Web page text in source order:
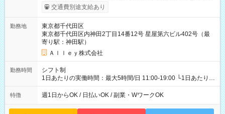
給与は本採用時と同じです。
交通費別途支給あり
勤務地
東京都千代田区
東京都千代田区内神田2丁目14番12号 星屋第六ビル402号（最
寄り駅：神田駅）
Ａｌｌｅｙ株式会社
勤務時間
シフト制
1日あたりの実働時間：最大5時間/日 11:00-19:00 └1日あたりの
実働時間：1-5時間 └上記の時間帯内であれば、いつでも勤務可
能！ └平日・土曜日の中で、お好きな曜日でご勤務いただけま
18:00 などのように、自由な働き方が可能なお仕事です！
特徴 週1日からOK / 日払いOK / 副業・WワークOK